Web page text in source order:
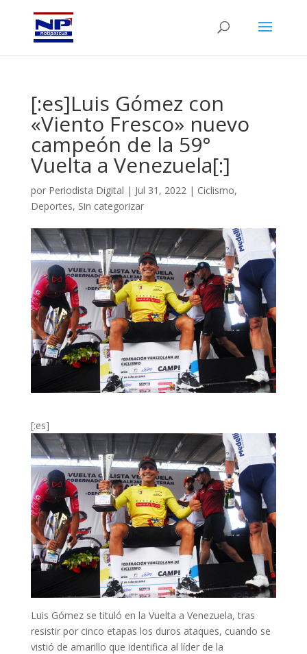
[:es]Luis Gómez con
«Viento Fresco» nuevo
campeón de la 59°
Vuelta a Venezuela[:]
por Periodista Digital | Jul 31, 2022| Ciclismo,
Deportes, Sin categorizar
[:es]
Luis Gómez se tituló en la Vuelta a Venezuela, tras
resistir por cinco etapas los duros ataques, cuando se
vistió de amarillo que identifica al líder de la